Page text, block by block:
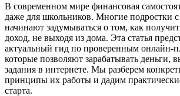
В современном мире финансовая
даже для школьников. Многие подростки с
начинают задумываться о том, как
доход, не выходя из дома. Эта статья
актуальный гид по проверенным онлайн-
которые позволяют зарабатывать деньги,
задания в интернете. Мы разберем
принципы их работы и дадим
старта.